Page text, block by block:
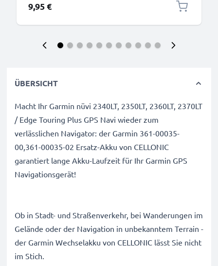
9,95 €
ÜBERSICHT
Macht Ihr Garmin nüvi 2340LT, 2350LT, 2360LT, 2370LT
/ Edge Touring Plus GPS Navi wieder zum
verlässlichen Navigator: der Garmin 361-00035-
00,361-00035-02 Ersatz-Akku von CELLONIC
garantiert lange Akku-Laufzeit für Ihr Garmin GPS
Navigationsgerät!
Ob in Stadt- und Straßenverkehr, bei Wanderungen im
Gelände oder der Navigation in unbekanntem Terrain -
der Garmin Wechselakku von CELLONIC lässt Sie nicht
im Stich.